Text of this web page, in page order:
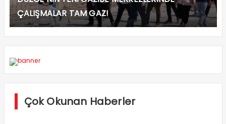
ÇALIŞMALAR TAM GAZ!
Çok Okunan Haberler